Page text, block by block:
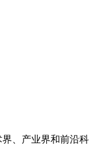
、产业界和前沿科